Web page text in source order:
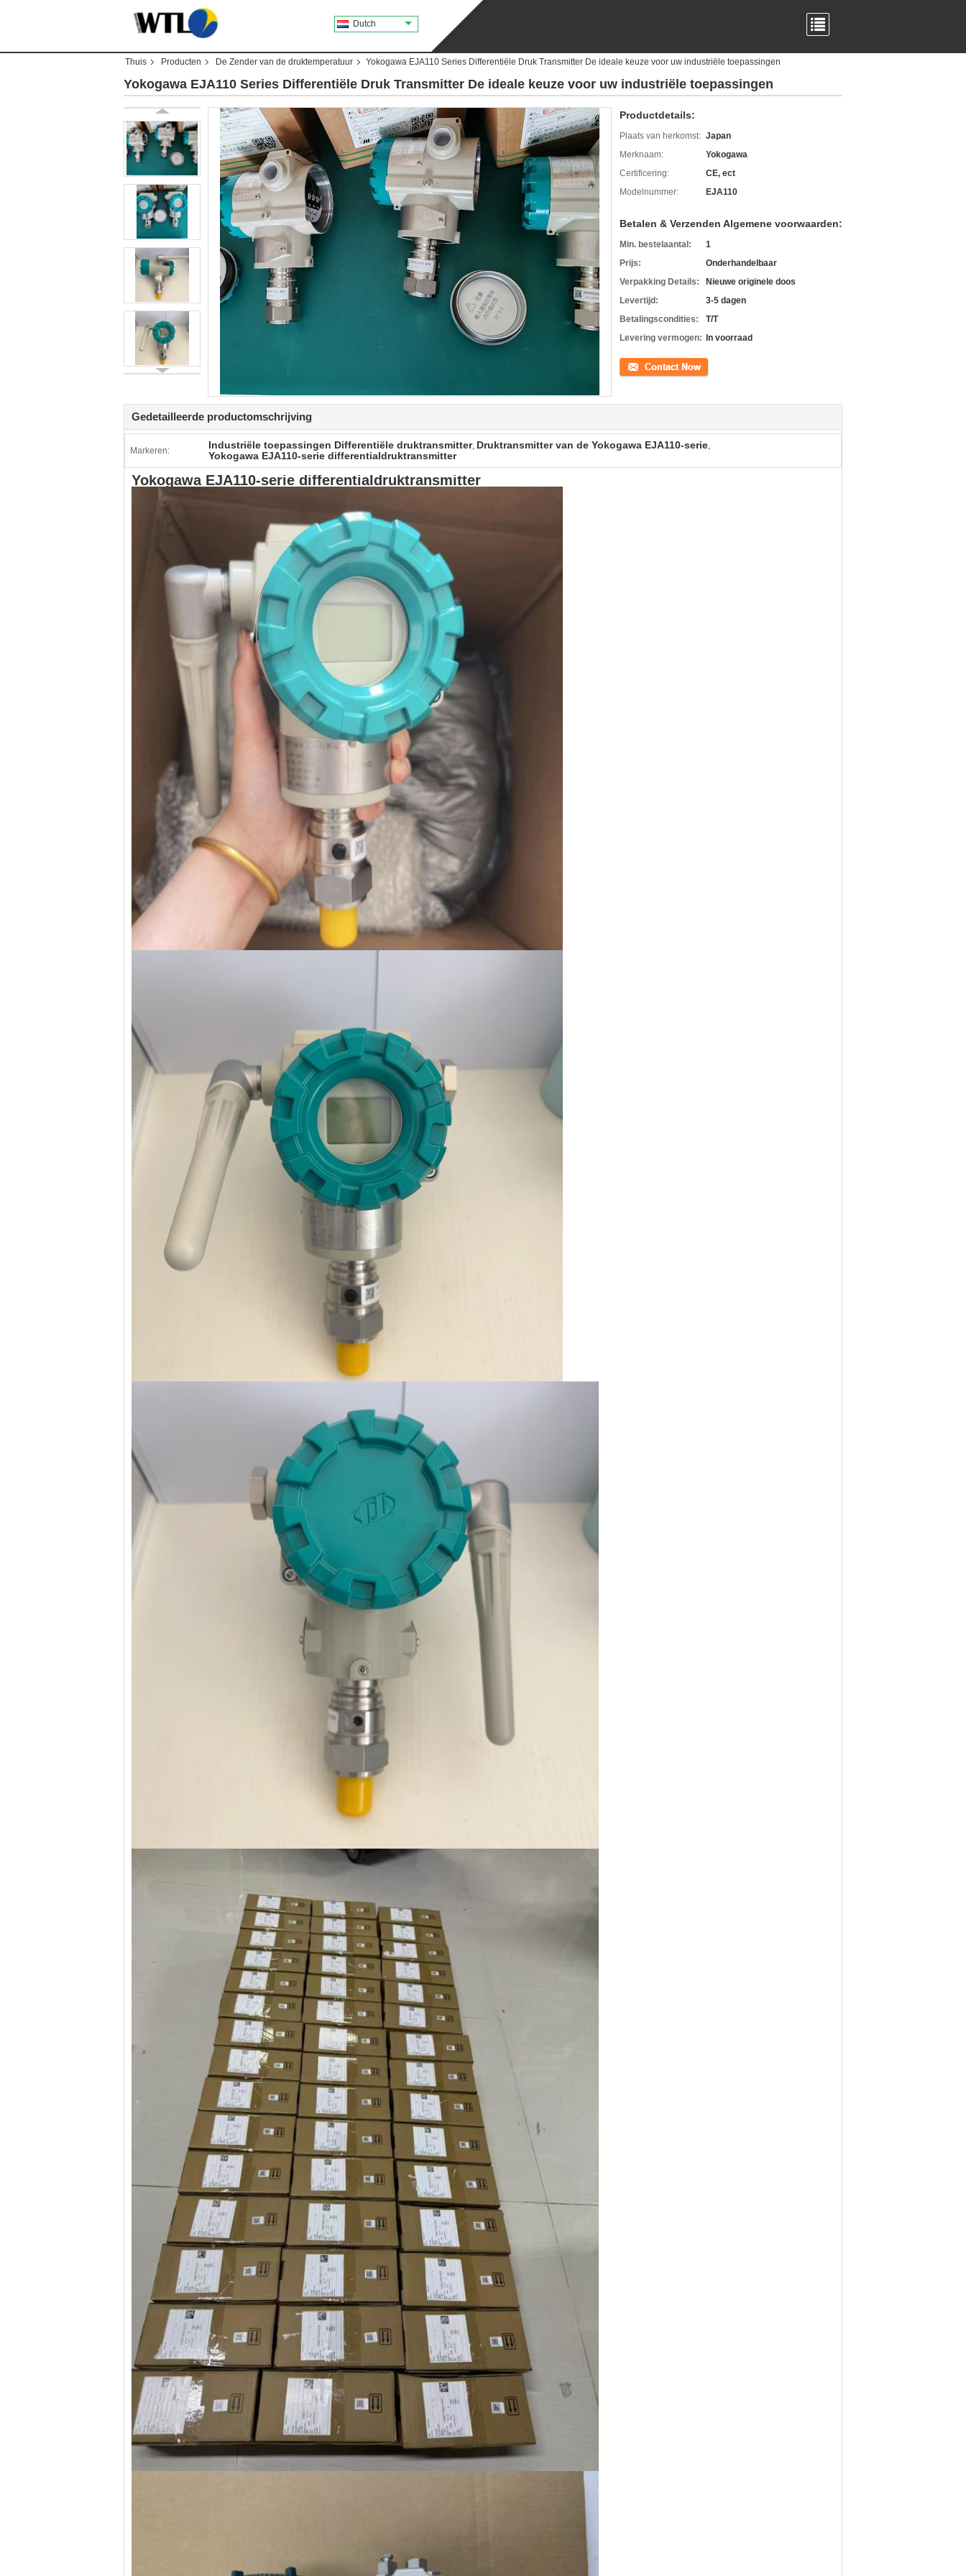
Dutch
Thuis Producten De Zender van de druktemperatuur Yokogawa EJA110 Series Differentiële Druk Transmitter De ideale keuze voor uw industriële toepassingen
Yokogawa EJA110 Series Differentiële Druk Transmitter De ideale keuze voor uw industriële toepassingen
Productdetails:
Plaats van herkomst: Japan
Merknaam:
Yokogawa
Certificering:
CE, ect
Modelnummer:
EJA110
Betalen & Verzenden Algemene voorwaarden:
Min. bestelaantal:
1
Prijs:
Onderhandelbaar
Verpakking Details:
Nieuwe originele doos
Levertijd:
3-5 dagen
Betalingscondities:
T/T
Levering vermogen:
In voorraad
Contact
Gedetailleerde productomschrijving
Markeren: Industriële toepassingen Differentiële druktransmitter, Druktransmitter van de Yokogawa EJA110-serie,
Yokogawa EJA110-serie differentialdruktransmitter
Yokogawa EJA110-serie differentialdruktransmitter